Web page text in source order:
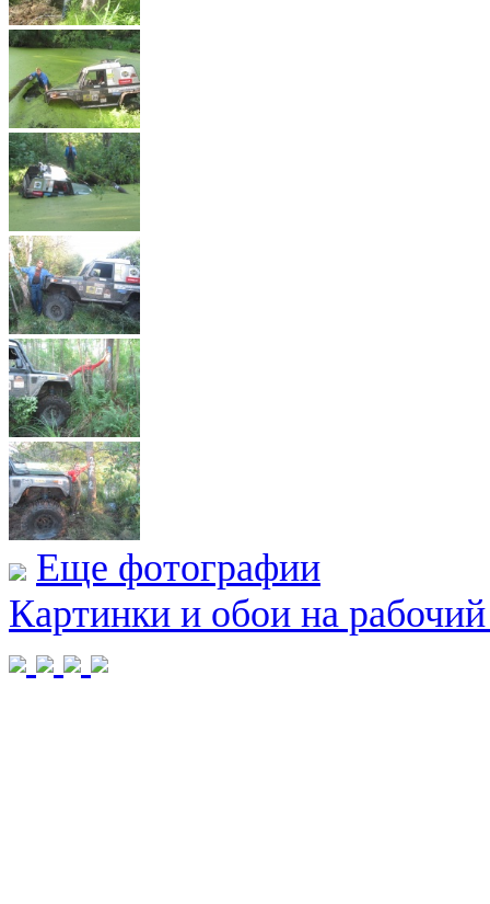
Еще фотографии
Картинки и обои на